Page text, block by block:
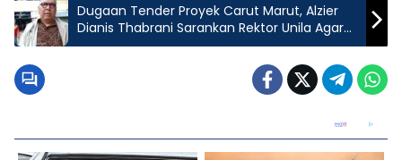
Dugaan Tender Proyek Carut Marut, Alzier
Dianis Thabrani Sarankan Rektor Unila Agar
Jadi Pengusaha Saja